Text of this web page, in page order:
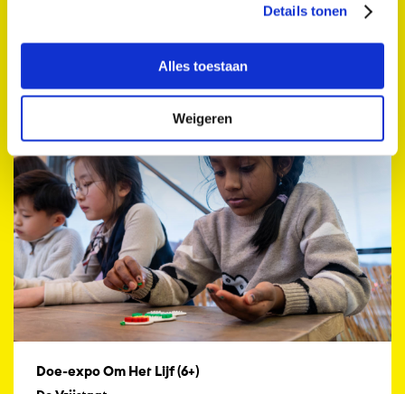
Details tonen
Alles toestaan
Weigeren
Za 13 sep. 2025 10:00 - 17:00
Kids
Doe-expo Om Het Lijf (6+)